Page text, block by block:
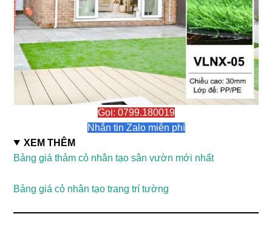
Gọi: 0799.180019
Nhắn tin Zalo miễn phí
XEM THÊM
Bảng giá thảm cỏ nhân tạo sân vườn mới nhất
Bảng giá cỏ nhân tạo trang trí tường